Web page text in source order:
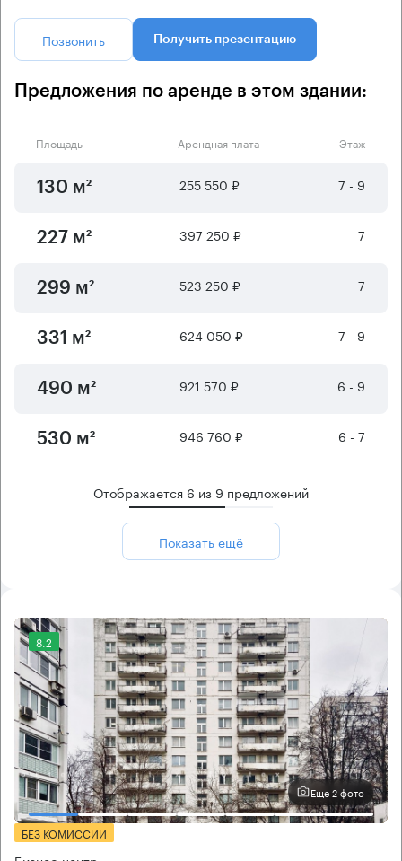
Позвонить Получить презентацию
Предложения по аренде в этом здании:
Площадь Арендная плата Этаж
130 м² 255 550 ₽ 7 - 9
227 м² 397 250 ₽ 7
299 м² 523 250 ₽ 7
331 м² 624 050 ₽ 7 - 9
490 м² 921 570 ₽ 6 - 9
530 м² 946 760 ₽ 6 - 7
Отображается 6 из 9 предложений
Показать ещё
8.2
Еще 2 фото
БЕЗ КОМИССИИ